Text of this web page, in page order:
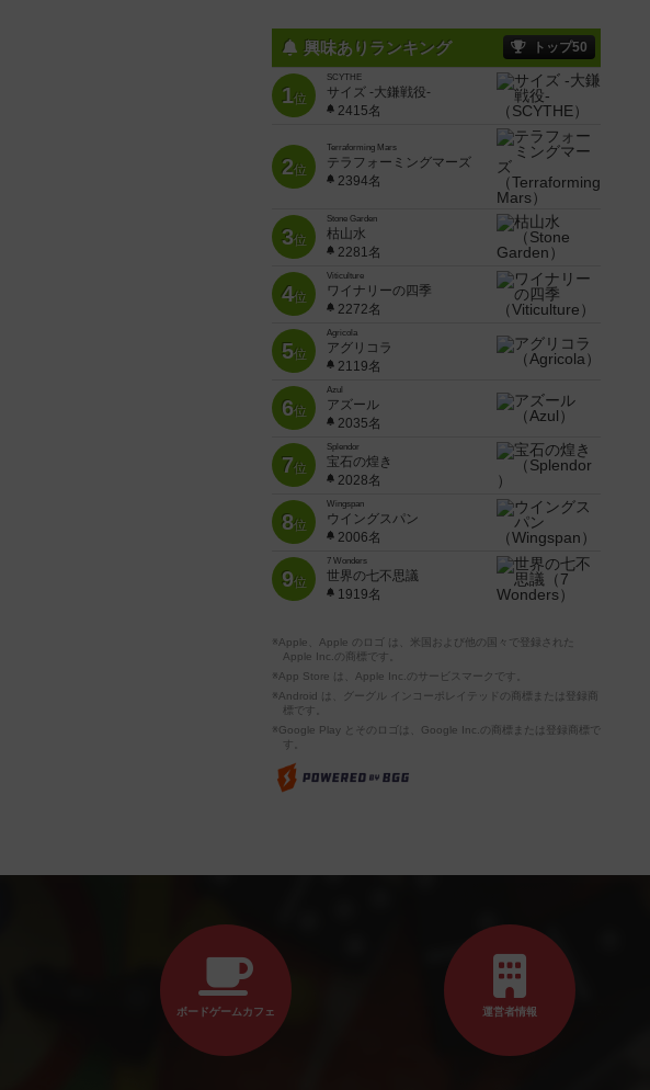
興味ありランキング トップ50
1位
SCYTHE
サイズ -大鎌戦役-
2415名
2位
Terraforming Mars
テラフォーミングマーズ
2394名
3位
Stone Garden
枯山水
2281名
4位
Viticulture
ワイナリーの四季
2272名
5位
Agricola
アグリコラ
2119名
6位
Azul
アズール
2035名
7位
Splendor
宝石の煌き
2028名
8位
Wingspan
ウイングスパン
2006名
9位
7 Wonders
世界の七不思議
1919名
※Apple、Apple のロゴ は、米国および他の国々で登録された
Apple Inc.の商標です。
※App Store は、Apple Inc.のサービスマークです。
※Android は、グーグル インコーポレイテッドの商標または登録商
標です。
※Google Play とそのロゴは、Google Inc.の商標または登録商標で
す。
ボードゲームカフェ 運営者情報